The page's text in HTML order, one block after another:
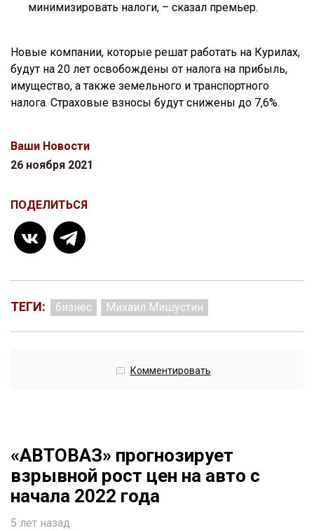
минимизировать налоги, – сказал премьер.
Новые компании, которые решат работать на Курилах,
будут на 20 лет освобождены от налога на прибыль,
имущество, а также земельного и транспортного
налога. Страховые взносы будут снижены до 7,6%.
Ваши Новости
26 ноября 2021
ПОДЕЛИТЬСЯ
ТЕГИ: бизнес Михаил Мишустин
Комментировать
«АВТОВАЗ» прогнозирует
взрывной рост цен на авто с
начала 2022 года
5 лет назад